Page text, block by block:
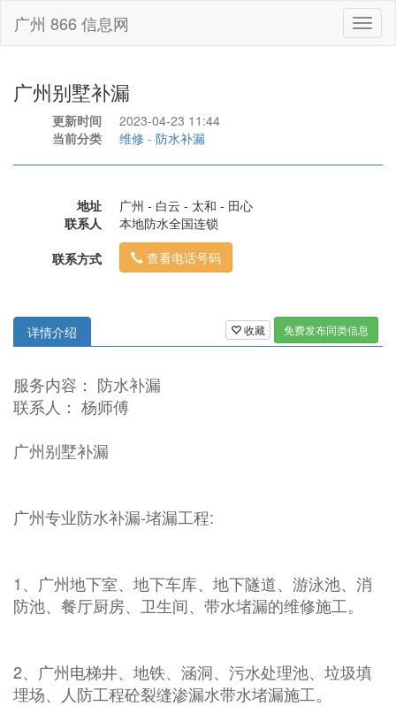
广州 866 信息网
广州别墅补漏
更新时间
2023-04-23 11:44
当前分类
维修 - 防水补漏
地址
广州 - 白云 - 太和 - 田心
联系人
本地防水全国连锁
联系方式
查看电话号码
收藏 免费发布同类信息
详情介绍
服务内容： 防水补漏
联系人： 杨师傅
广州别墅补漏
广州专业防水补漏-堵漏工程:
1、广州地下室、地下车库、地下隧道、游泳池、消
防池、餐厅厨房、卫生间、带水堵漏的维修施工。
2、广州电梯井、地铁、涵洞、污水处理池、垃圾填
埋场、人防工程砼裂缝渗漏水带水堵漏施工。